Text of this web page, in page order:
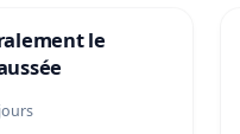
le